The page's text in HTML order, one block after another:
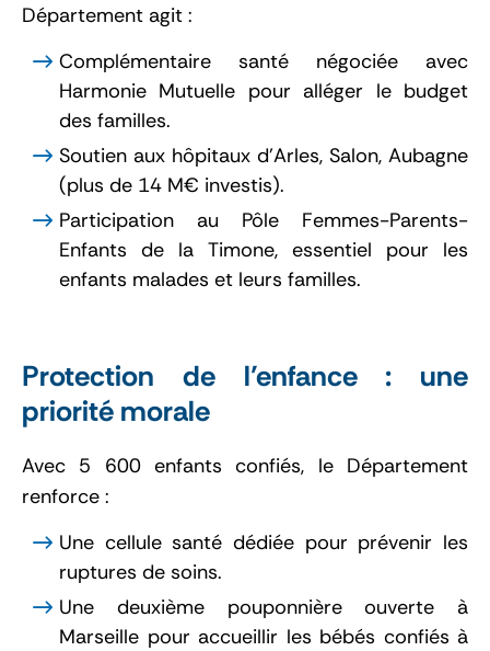
Département agit :
Complémentaire santé négociée avec
Harmonie Mutuelle pour alléger le budget
des familles.
Soutien aux hôpitaux d’Arles, Salon, Aubagne
(plus de 14 M€ investis).
Participation au Pôle Femmes-Parents-
Enfants de la Timone, essentiel pour les
enfants malades et leurs familles.
Protection de l’enfance : une
priorité morale
Avec 5 600 enfants confiés, le Département
renforce :
Une cellule santé dédiée pour prévenir les
ruptures de soins.
Une deuxième pouponnière ouverte à
Marseille pour accueillir les bébés confiés à